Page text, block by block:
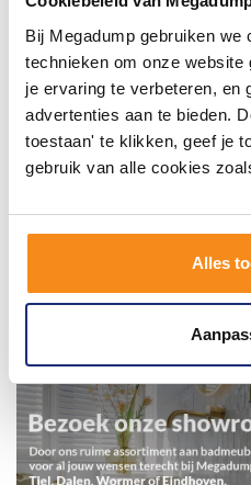
Bij Megadump gebruiken we
technieken om onze website
je ervaring te verbeteren, en
advertenties aan te bieden.
toestaan' te klikken, geef je
gebruik van alle cookies
Alles